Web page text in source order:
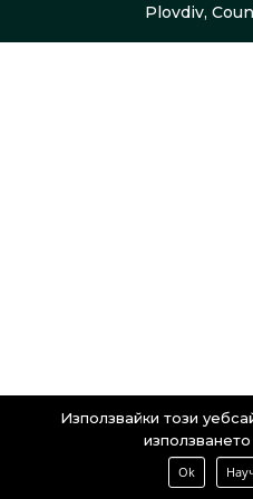
Plovdiv,
Използвайки този
Ok